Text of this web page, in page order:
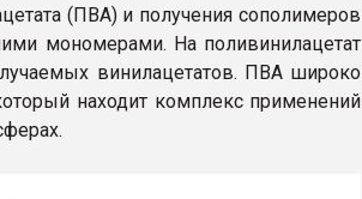
(ПВА) и получения сополимеров
мономерами. На поливинилацетат
винилацетатов. ПВА широко
находит комплекс применений